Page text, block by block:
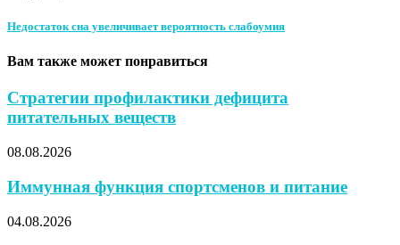
Недостаток сна увеличивает вероятность слабоумия
Вам также может понравиться
Стратегии профилактики дефицита
питательных веществ
08.08.2026
Иммунная функция спортсменов и питание
04.08.2026